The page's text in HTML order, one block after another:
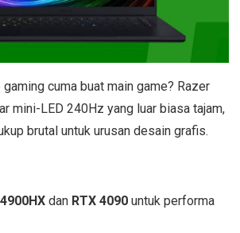
cuma buat main game? Razer
mini-LED 240Hz yang luar biasa tajam,
brutal untuk urusan desain grafis.
dan RTX 4090 untuk performa